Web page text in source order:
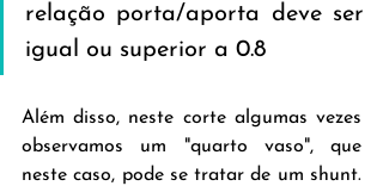
relação porta/aporta deve ser
igual ou superior a 0.8
Além disso, neste corte algumas vezes
observamos um "quarto vaso", que
neste caso, pode se tratar de um shunt.